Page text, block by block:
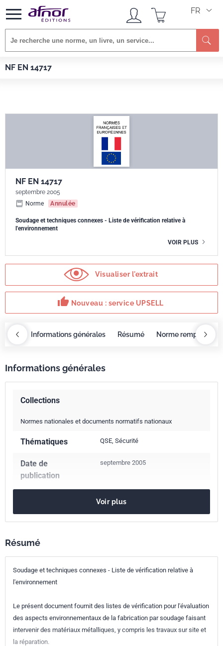
FR
NF EN 14717
Afnor EDITIONS
NF EN 14717
septembre 2005
Norme
Annulée
Soudage et techniques connexes - Liste de vérification relative à
l'environnement
VOIR PLUS
Visualiser l'extrait
thumb_up Nouveau : service UPSELL
Informations générales Résumé Norme remplacée
Informations générales
Collections
Normes nationales et documents normatifs nationaux
Thématiques QSE, Sécurité
Date de
publication
septembre 2005
Référence
Codes ICS
25.160.01Soudage et brasage en général
25.220.01Traitement et revêtement de surface en général
Indice de
classement
Numéro de tirage 1 - septembre 2005
Voir plus
Résumé
Soudage et techniques connexes - Liste de vérification relative à
l'environnement
Le présent document fournit des listes de vérification pour l'évaluation
des aspects environnementaux de la fabrication par soudage faisant
intervenir des matériaux métalliques, y compris les travaux sur site et
la réparation.